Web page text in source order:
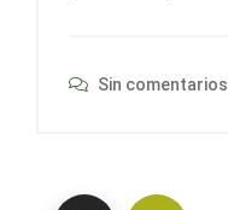
Sin comentarios